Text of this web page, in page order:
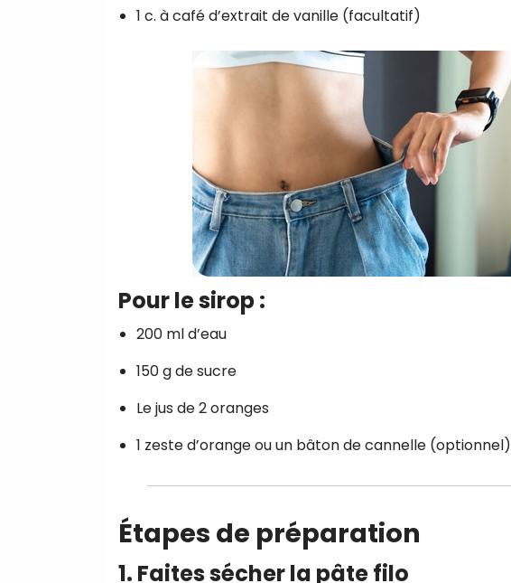
1 c. à café d’extrait de vanille (facultatif)
Pour le sirop :
200 ml d’eau
150 g de sucre
Le jus de 2 oranges
1 zeste d’orange ou un bâton de cannelle (optionnel)
Étapes de préparation
1. Faites sécher la pâte filo